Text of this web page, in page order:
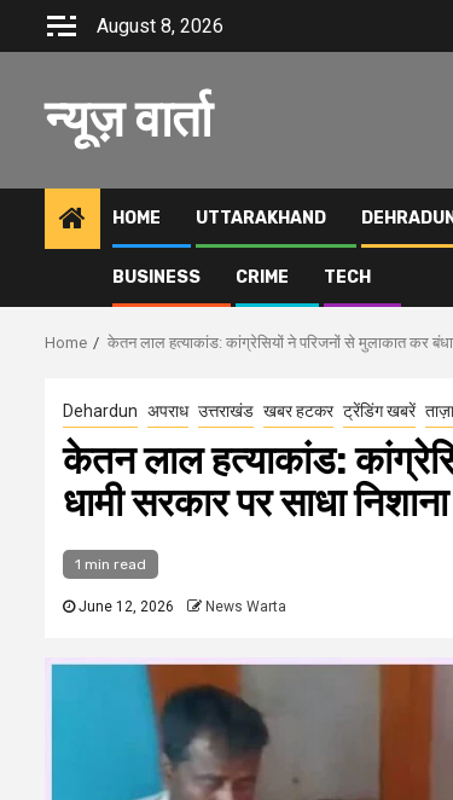
August 8, 2026
न्यूज़ वार्ता
HOME UTTARAKHAND DEHRADUN
BUSINESS CRIME TECH
Home केतन लाल हत्याकांड: कांग्रेसियों ने परिजनों से मुलाकात कर
Dehardun अपराध उत्तराखंड खबर हटकर ट्रेंडिंग खबरें
केतन लाल हत्याकांड:
धामी सरकार पर साधा निशाना
1 min read
June 12, 2026 News Warta